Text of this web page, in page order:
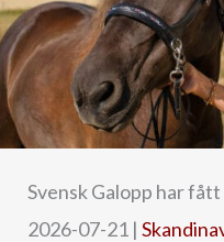
Svensk Galopp har
2026-07-21 |